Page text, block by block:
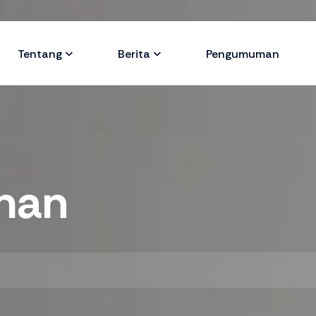
Tentang Berita Pengumuman